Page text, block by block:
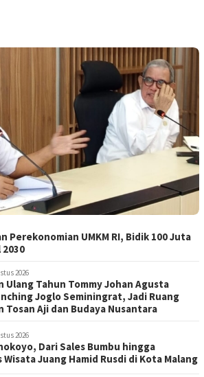
Perekonomian UMKM RI, Bidik 100 Juta
2026
Ulang Tahun Tommy Johan Agusta
Joglo Seminingrat, Jadi Ruang
Tosan Aji dan Budaya Nusantara
2026
Dari Sales Bumbu hingga
Wisata Juang Hamid Rusdi di Kota Malang